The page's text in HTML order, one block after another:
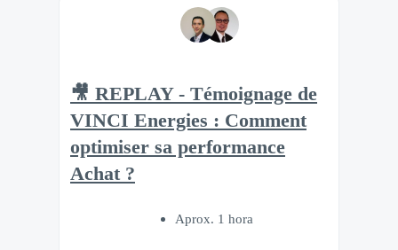
🎥 REPLAY - Témoignage de
VINCI Energies : Comment
optimiser sa performance
Achat ?
Aprox. 1 hora